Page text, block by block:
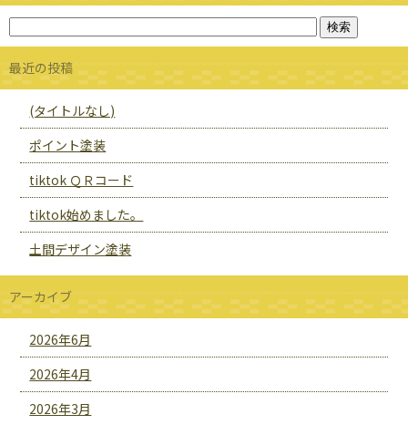
最近の投稿
(タイトルなし)
ポイント塗装
tiktok ＱＲコード
tiktok始めました。
土間デザイン塗装
アーカイブ
2026年6月
2026年4月
2026年3月